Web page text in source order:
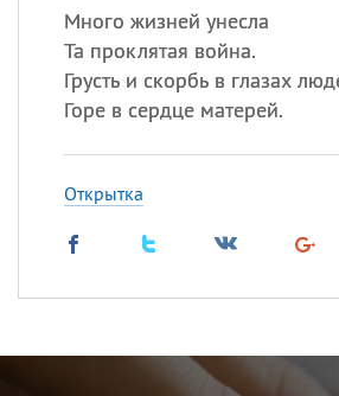
Много жизней унесла
Та проклятая война.
Грусть и скорбь в глазах
Горе в сердце матерей.
Открытка